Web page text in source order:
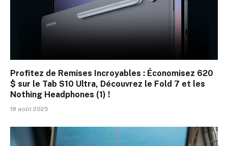
Profitez de Remises Incroyables : Économisez 620
$ sur le Tab S10 Ultra, Découvrez le Fold 7 et les
Nothing Headphones (1) !
18 août 2025